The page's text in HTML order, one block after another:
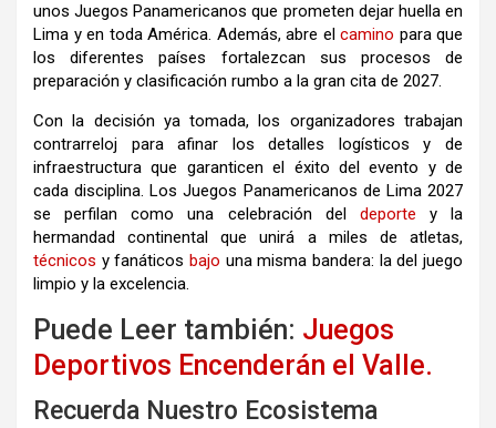
unos Juegos Panamericanos que prometen dejar huella en
Lima y en toda América. Además, abre el camino para que
los diferentes países fortalezcan sus procesos de
preparación y clasificación rumbo a la gran cita de 2027.
Con la decisión ya tomada, los organizadores trabajan
contrarreloj para afinar los detalles logísticos y de
infraestructura que garanticen el éxito del evento y de
cada disciplina. Los Juegos Panamericanos de Lima 2027
se perfilan como una celebración del deporte y la
hermandad continental que unirá a miles de atletas,
técnicos y fanáticos bajo una misma bandera: la del juego
limpio y la excelencia.
Puede Leer también: Juegos
Deportivos Encenderán el Valle.
Recuerda Nuestro Ecosistema